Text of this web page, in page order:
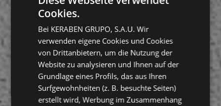
FRENCH
Cookies.
Bei KERABEN GRUPO, S.A.U. Wir
verwenden eigene Cookies und Cookies
von Drittanbietern, um die Nutzung der
Website zu analysieren und Ihnen auf der
Grundlage eines Profils, das aus Ihren
Surfgewohnheiten (z. B. besuchte Seiten)
erstellt wird, Werbung im Zusammenhang